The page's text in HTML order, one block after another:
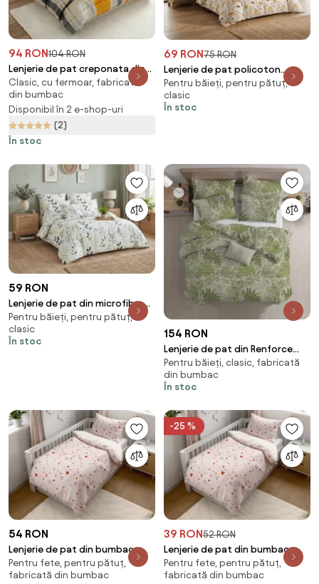
94 RON104 RON
Lenjerie de pat creponata din
bumbac Renforce ORANGE KUBE
colorata Dimensiune lenjerie de
pat: 70 x 90 cm | 140 x 200 cm
Clasic, cu fermoar, fabricată
din bumbac
Disponibil în 2 e-shop-uri
(2)
În stoc
69 RON75 RON
Lenjerie de pat policoton
WOODEN HOUSES POLY colorat
Dimensiune lenjerie de pat: 70 x
90 cm | 140 x 220 cm
Pentru băieți, pentru pătuț,
clasic
În stoc
59 RON
Lenjerie de pat din microfibra
FLORAMA albă Dimensiune
lenjerie de pat: 70 x 90 cm | 140
x 200 cm
Pentru băieți, pentru pătuț,
clasic
În stoc
154 RON
Lenjerie de pat din Renforce
bumbac SERAVINE verde
Dimensiune lenjerie de pat: 2
buc 70 x 90 cm | 200 x 220 cm
Pentru băieți, clasic, fabricată
din bumbac
În stoc
54 RON
Lenjerie de pat din bumbac
pentru patut LOVITA roz
Dimensiunile lenjeriei: 45 x 65
Pentru fete, pentru pătuț,
fabricată din bumbac
-25 %
39 RON52 RON
Lenjerie de pat din bumbac
pentru patut Renforce LOVITA
roz Dimensiune lenjerie de pat:
Pentru fete, pentru pătuț,
fabricată din bumbac